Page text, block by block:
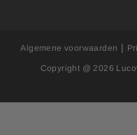
Copyright @ 2026
Algemene voorwaarden |